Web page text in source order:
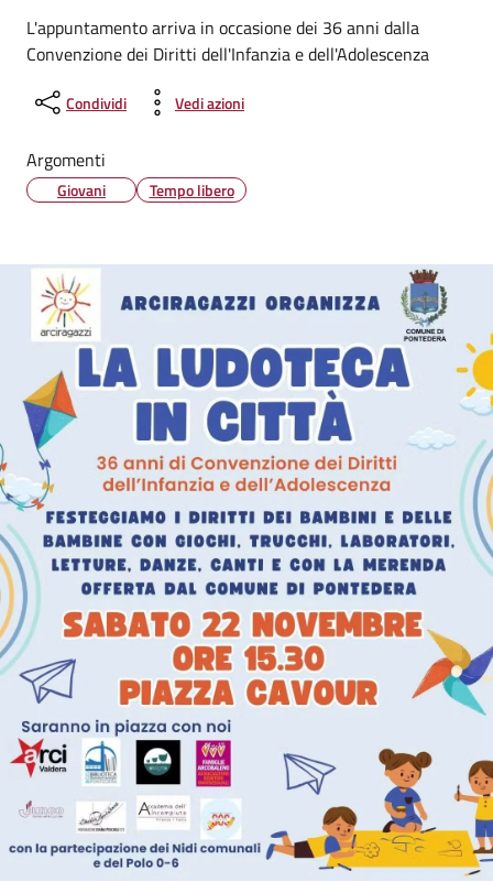
L'appuntamento arriva in occasione dei 36 anni dalla
Convenzione dei Diritti dell'Infanzia e dell'Adolescenza
Condividi Vedi azioni
Argomenti
Giovani Tempo libero